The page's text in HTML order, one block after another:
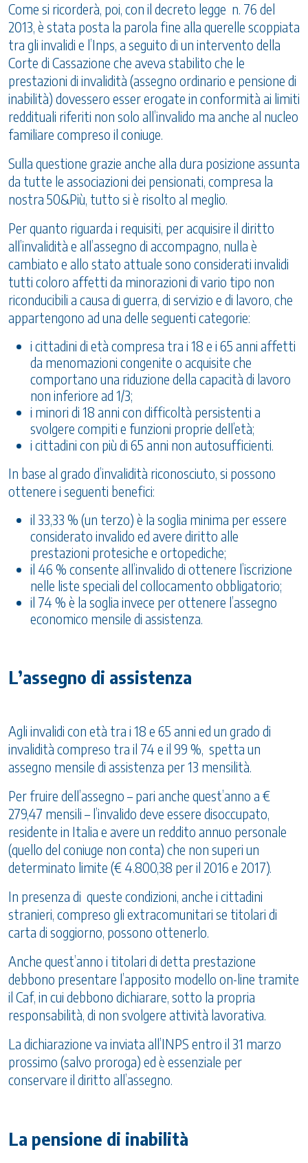
Come si ricorderà, poi, con il decreto legge n. 76 del
2013, è stata posta la parola fine alla querelle scoppiata
tra gli invalidi e l’Inps, a seguito di un intervento della
Corte di Cassazione che aveva stabilito che le
prestazioni di invalidità (assegno ordinario e pensione di
inabilità) dovessero esser erogate in conformità ai limiti
reddituali riferiti non solo all’invalido ma anche al nucleo
familiare compreso il coniuge.
Sulla questione grazie anche alla dura posizione assunta
da tutte le associazioni dei pensionati, compresa la
nostra 50&Più, tutto si è risolto al meglio.
Per quanto riguarda i requisiti, per acquisire il diritto
all’invalidità e all’assegno di accompagno, nulla è
cambiato e allo stato attuale sono considerati invalidi
tutti coloro affetti da minorazioni di vario tipo non
riconducibili a causa di guerra, di servizio e di lavoro, che
appartengono ad una delle seguenti categorie:
i cittadini di età compresa tra i 18 e i 65 anni affetti
da menomazioni congenite o acquisite che
comportano una riduzione della capacità di lavoro
non inferiore ad 1/3;
i minori di 18 anni con difficoltà persistenti a
svolgere compiti e funzioni proprie dell’età;
i cittadini con più di 65 anni non autosufficienti.
In base al grado d’invalidità riconosciuto, si possono
ottenere i seguenti benefici:
il 33,33 % (un terzo) è la soglia minima per essere
considerato invalido ed avere diritto alle
prestazioni protesiche e ortopediche;
il 46 % consente all’invalido di ottenere l’iscrizione
nelle liste speciali del collocamento obbligatorio;
il 74 % è la soglia invece per ottenere l’assegno
economico mensile di assistenza.
L’assegno di assistenza
Agli invalidi con età tra i 18 e 65 anni ed un grado di
invalidità compreso tra il 74 e il 99 %, spetta un
assegno mensile di assistenza per 13 mensilità.
Per fruire dell’assegno – pari anche quest’anno a €
279,47 mensili – l’invalido deve essere disoccupato,
residente in Italia e avere un reddito annuo personale
(quello del coniuge non conta) che non superi un
determinato limite (€ 4.800,38 per il 2016 e 2017).
In presenza di queste condizioni, anche i cittadini
stranieri, compreso gli extracomunitari se titolari di
carta di soggiorno, possono ottenerlo.
Anche quest’anno i titolari di detta prestazione
debbono presentare l’apposito modello on-line tramite
il Caf, in cui debbono dichiarare, sotto la propria
responsabilità, di non svolgere attività lavorativa.
La dichiarazione va inviata all’INPS entro il 31 marzo
prossimo (salvo proroga) ed è essenziale per
conservare il diritto all’assegno.
La pensione di inabilità